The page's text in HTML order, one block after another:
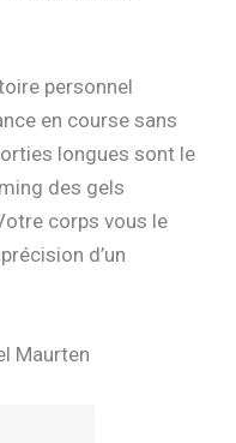
personnel
en course sans
longues sont le
des gels
corps vous le
d’un
Maurten